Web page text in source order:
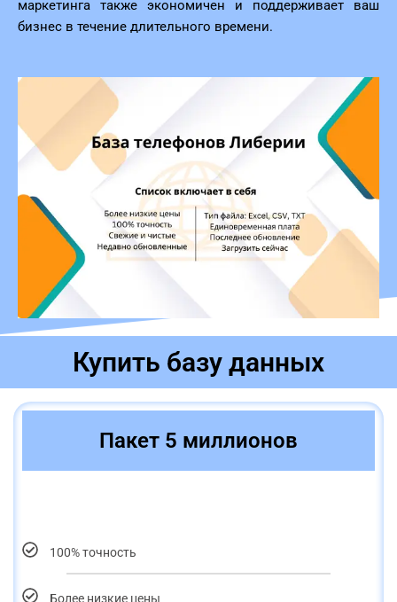
маркетинга также экономичен и поддерживает ваш
бизнес в течение длительного времени.
Купить базу данных
Пакет 5 миллионов
100% точность
Более низкие цены